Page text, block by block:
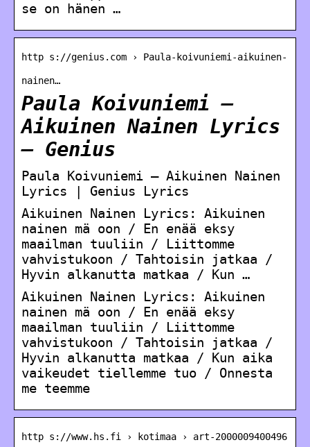
se on hänen …
http s://genius.com › Paula-koivuniemi-aikuinen-
nainen…
Paula Koivuniemi –
Aikuinen Nainen Lyrics
– Genius
Paula Koivuniemi – Aikuinen Nainen
Lyrics | Genius Lyrics
Aikuinen Nainen Lyrics: Aikuinen
nainen mä oon / En enää eksy
maailman tuuliin / Liittomme
vahvistukoon / Tahtoisin jatkaa /
Hyvin alkanutta matkaa / Kun …
Aikuinen Nainen Lyrics: Aikuinen
nainen mä oon / En enää eksy
maailman tuuliin / Liittomme
vahvistukoon / Tahtoisin jatkaa /
Hyvin alkanutta matkaa / Kun aika
vaikeudet tiellemme tuo / Onnesta
me teemme
http s://www.hs.fi › kotimaa › art-2000009400496